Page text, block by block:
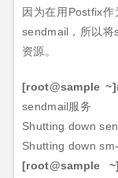
因为在用 Postfix作
sendmail ，所以将
资源。
[root@sample
sendmail服务
Shutting down
Shutting down
[root@sample